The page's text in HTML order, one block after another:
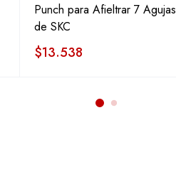
Punch para Afieltrar 7 Agujas
de SKC
$13.538